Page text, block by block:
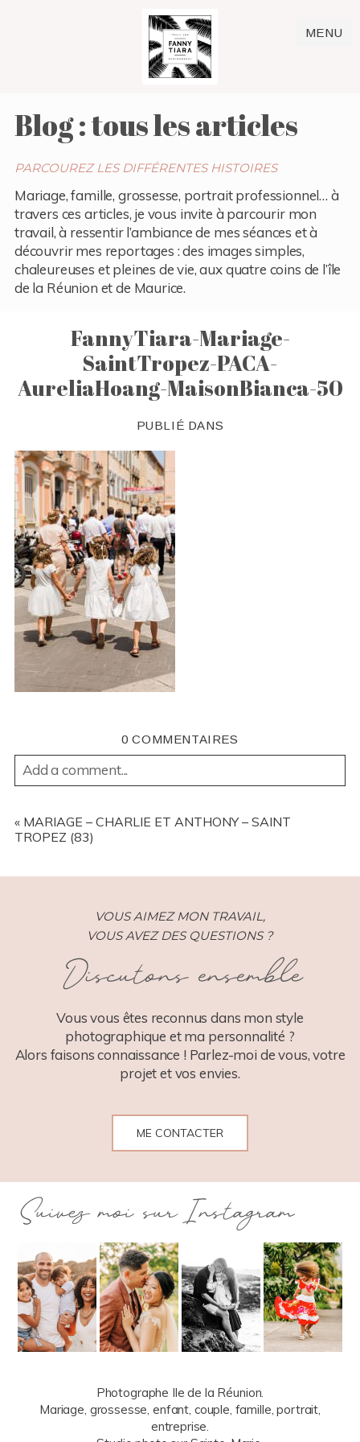
MENU
Blog : tous les articles
PARCOUREZ LES DIFFÉRENTES HISTOIRES
Mariage, famille, grossesse, portrait professionnel… à
travers ces articles, je vous invite à parcourir mon
travail, à ressentir l’ambiance de mes séances et à
découvrir mes reportages : des images simples,
chaleureuses et pleines de vie, aux quatre coins de l’île
de la Réunion et de Maurice.
FannyTiara-Mariage-
SaintTropez-PACA-
AureliaHoang-MaisonBianca-50
PUBLIÉ DANS
0 COMMENTAIRES
Add a comment...
REQUIRED FIELDS ARE MARKED *
POST COMMENT
« MARIAGE – CHARLIE ET ANTHONY – SAINT
TROPEZ (83)
VOUS AIMEZ MON TRAVAIL,
VOUS AVEZ DES QUESTIONS ?
Discutons ensemble
Vous vous êtes reconnus dans mon style
photographique et ma personnalité ?
Alors faisons connaissance ! Parlez-moi de vous, votre
projet et vos envies.
ME CONTACTER
Suivez moi sur Instagram
Photographe Ile de la Réunion.
Mariage, grossesse, enfant, couple, famille, portrait,
entreprise.